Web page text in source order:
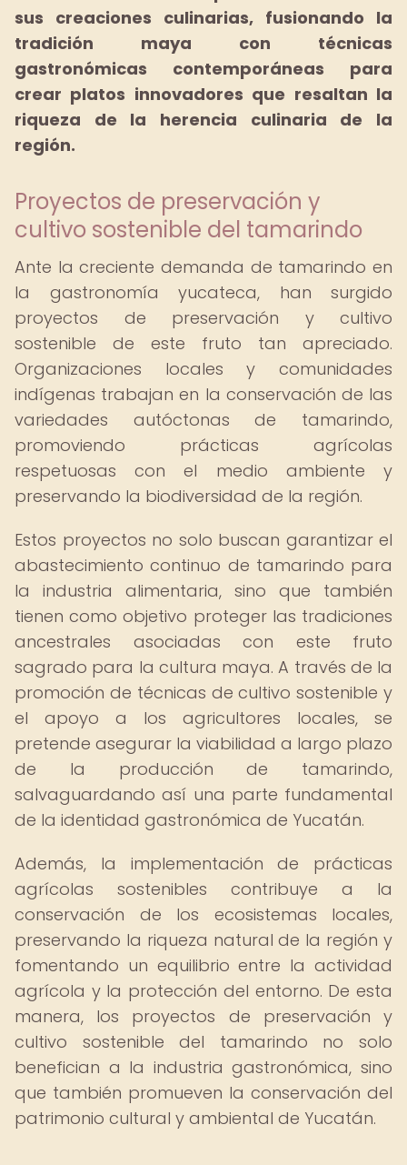
sus creaciones culinarias, fusionando la
tradición maya con técnicas
gastronómicas contemporáneas para
crear platos innovadores que resaltan la
riqueza de la herencia culinaria de la
región.
Proyectos de preservación y
cultivo sostenible del tamarindo
Ante la creciente demanda de tamarindo en
la gastronomía yucateca, han surgido
proyectos de preservación y cultivo
sostenible de este fruto tan apreciado.
Organizaciones locales y comunidades
indígenas trabajan en la conservación de las
variedades autóctonas de tamarindo,
promoviendo prácticas agrícolas
respetuosas con el medio ambiente y
preservando la biodiversidad de la región.
Estos proyectos no solo buscan garantizar el
abastecimiento continuo de tamarindo para
la industria alimentaria, sino que también
tienen como objetivo proteger las tradiciones
ancestrales asociadas con este fruto
sagrado para la cultura maya. A través de la
promoción de técnicas de cultivo sostenible y
el apoyo a los agricultores locales, se
pretende asegurar la viabilidad a largo plazo
de la producción de tamarindo,
salvaguardando así una parte fundamental
de la identidad gastronómica de Yucatán.
Además, la implementación de prácticas
agrícolas sostenibles contribuye a la
conservación de los ecosistemas locales,
preservando la riqueza natural de la región y
fomentando un equilibrio entre la actividad
agrícola y la protección del entorno. De esta
manera, los proyectos de preservación y
cultivo sostenible del tamarindo no solo
benefician a la industria gastronómica, sino
que también promueven la conservación del
patrimonio cultural y ambiental de Yucatán.